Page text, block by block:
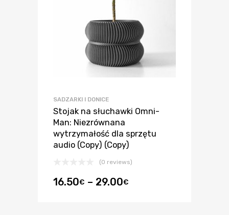
SADZARKI I DONICE
Stojak na słuchawki Omni-
Man: Niezrównana
wytrzymałość dla sprzętu
audio (Copy) (Copy)
(0 reviews)
16.50€ – 29.00€